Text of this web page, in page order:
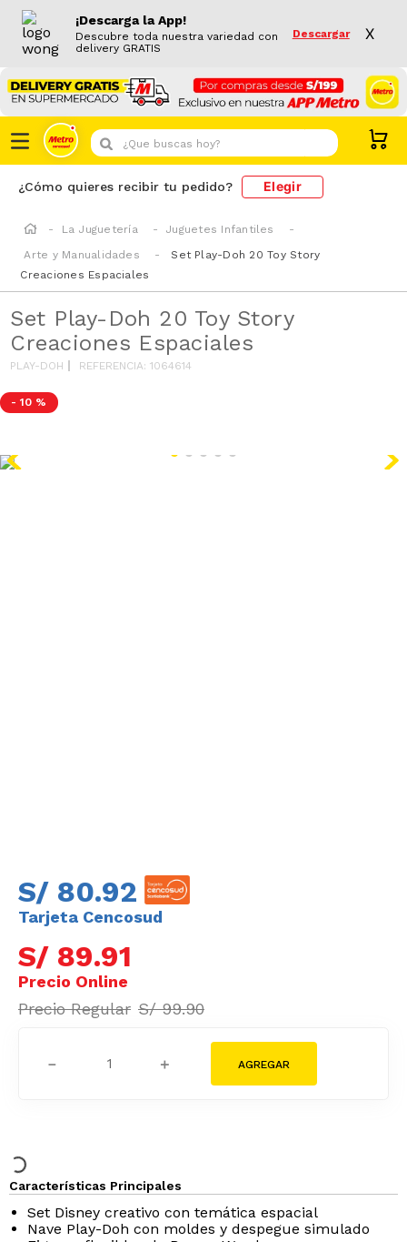
¡Descarga la App!
Descubre toda nuestra variedad con
delivery GRATIS
Descargar X
¿Que buscas hoy?
¿Cómo quieres recibir tu pedido? Elegir
La Juguetería
Juguetes Infantiles
Arte y Manualidades
Set Play-Doh 20 Toy Story
Creaciones Espaciales
Set Play-Doh 20 Toy Story
Creaciones Espaciales
PLAY-DOH REFERENCIA:1064614
- 10 %
Tarjeta Cencosud
S/ 80.92
S/ 89.91
S/ 99.90
＋
－
Características Principales
Set Disney creativo con temática espacial
Nave Play-Doh con moldes y despegue simulado